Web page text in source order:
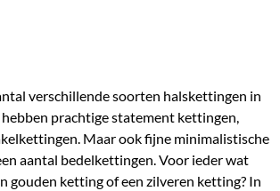
verschillende soorten halskettingen in
prachtige statement kettingen,
Maar ook fijne minimalistische
aantal bedelkettingen. Voor ieder wat
gouden ketting of een zilveren ketting? In